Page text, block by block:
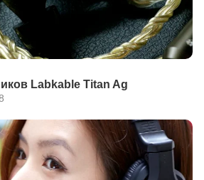
Labkable Titan Ag